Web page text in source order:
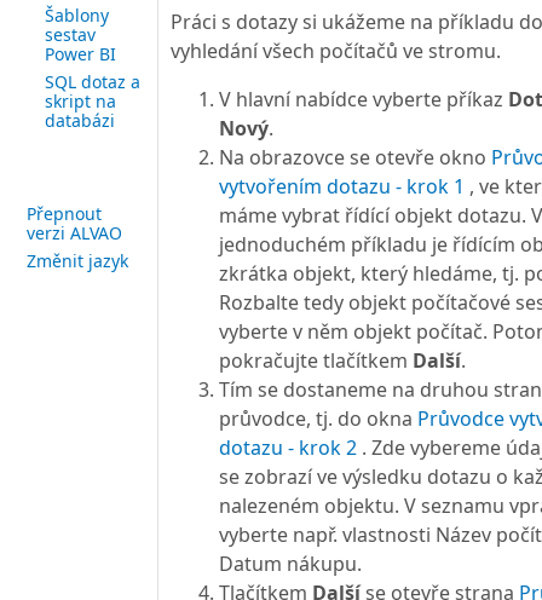
Šablony
sestav
Power BI
SQL dotaz a
skript na
databázi
Přepnout
verzi ALVAO
Změnit jazyk
Práci s dotazy si ukážeme na příkladu
vyhledání všech počítačů ve stromu.
V hlavní nabídce vyberte příkaz
Nový.
Na obrazovce se otevře okno
vytvořením dotazu - krok 1 , ve
máme vybrat řídící objekt dotazu.
jednoduchém příkladu je řídícím
zkrátka objekt, který hledáme, tj.
Rozbalte tedy objekt počítačové
vyberte v něm objekt počítač.
pokračujte tlačítkem Další.
Tím se dostaneme na druhou
průvodce, tj. do okna Průvodce
dotazu - krok 2 . Zde vybereme
se zobrazí ve výsledku dotazu o
nalezeném objektu. V seznamu
vyberte např. vlastnosti Název
Datum nákupu.
Tlačítkem Dalšíse otevře strana